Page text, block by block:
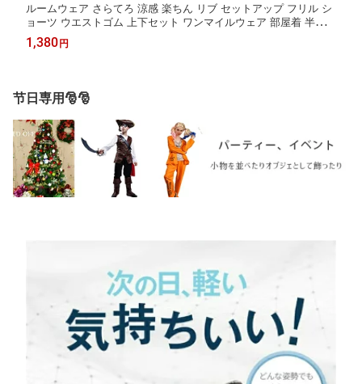
ルームウェア さらてろ 涼感 楽ちん リブ セットアップ フリル シ
ョーツ ウエストゴム 上下セット ワンマイルウェア 部屋着 半袖
夏 かわいい
1,380円
节日専用🎅🎅